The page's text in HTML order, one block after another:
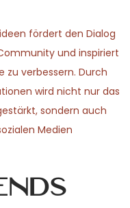
fördert den Dialog
und inspiriert
zu verbessern. Durch
wird nicht nur das
sondern auch
Medien